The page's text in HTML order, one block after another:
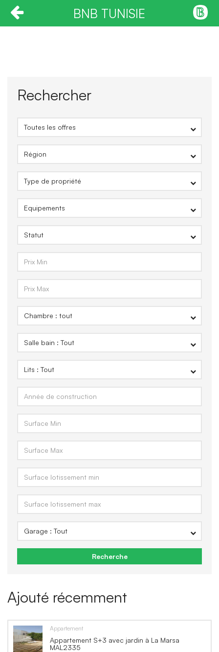
BNB TUNISIE
Rechercher
Recherche
Ajouté récemment
Appartement
Appartement S+3 avec jardin à La Marsa
MAL2335